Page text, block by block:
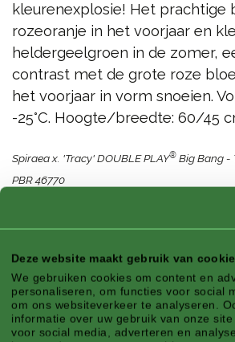
Deze website maakt gebruik van
We gebruiken cookies om content en
personaliseren, om functies voor social
om ons websiteverkeer te analyseren.
informatie over uw gebruik van onze
voor social media, adverteren en
kleurenexplosie! Het prachtige
rozeoranje in het voorjaar en
heldergeelgroen in de zomer,
contrast met de grote roze
het voorjaar in vorm snoeien.
-25°C. Hoogte/breedte: 60/45
Spiraea x. 'Tracy' DOUBLE PLAY® Big Bang -
PBR 46770
Kenmerken
Klimaatzone:Zeeklimaat,